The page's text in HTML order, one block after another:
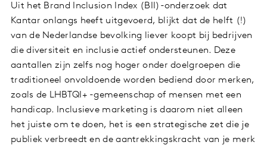
Uit het Brand Inclusion Index (BII)-onderzoek dat
Kantar onlangs heeft uitgevoerd, blijkt dat de helft (!)
van de Nederlandse bevolking liever koopt bij bedrijven
die diversiteit en inclusie actief ondersteunen. Deze
aantallen zijn zelfs nog hoger onder doelgroepen die
traditioneel onvoldoende worden bediend door merken,
zoals de LHBTQI+ -gemeenschap of mensen met een
handicap. Inclusieve marketing is daarom niet alleen
het juiste om te doen, het is een strategische zet die je
publiek verbreedt en de aantrekkingskracht van je merk